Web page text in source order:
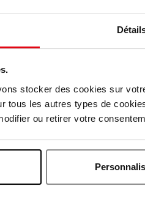
stocker des cookies sur
tous les autres types de
ou retirer votre
des clients
Oublié